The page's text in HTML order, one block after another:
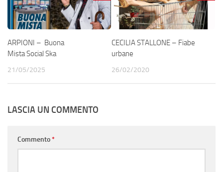
ARPIONI – Buona
Mista Social Ska
21/05/2025
CECILIA STALLONE – Fiabe
urbane
26/02/2020
LASCIA UN COMMENTO
Commento*